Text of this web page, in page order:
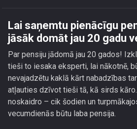
Lai saņemtu pienācīgu
jāsāk domāt jau 20 gadu
Par pensiju jādomā jau 20 gados!
tieši to iesaka eksperti, lai nākotnē,
nevajadzētu kaklā kārt nabadzības
atļauties dzīvot tieši tā, kā sirds
noskaidro – cik šodien un
vecumdienās būtu laba pensija.